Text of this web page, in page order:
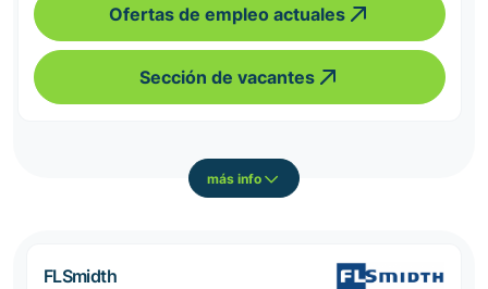
Ofertas de empleo actuales
Sección de vacantes
más info
FLSmidth